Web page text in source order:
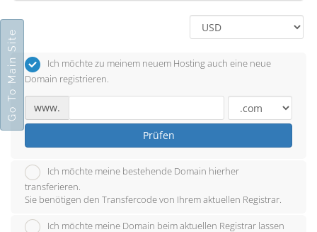
Ich möchte zu meinem neuem Hosting auch eine neue
Domain registrieren.
www.
Prüfen
Ich möchte meine bestehende Domain hierher
transferieren.
Sie benötigen den Transfercode von Ihrem aktuellen Registrar.
Ich möchte meine Domain beim aktuellen Registrar lassen
Go To Main Site